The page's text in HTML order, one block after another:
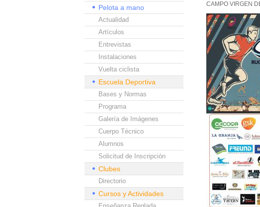
Pelota a mano
Actualidad
Artículos
Entrevistas
Instalaciones
Vuelta ciclista
Escuela Deportiva
Bases y Normas
Programa
Galería de Imágenes
Cuerpo Técnico
Alumnos
Solicitud de Inscripción
Clubes
Directorio
Cursos y Actividades
CAMPO VIRGEN